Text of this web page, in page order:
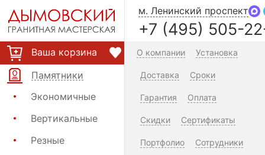
Ваша корзина
Памятники
Экономичные
Вертикальные
Резные
м. Ленинский проспект
+7 (495) 505-
О компании Установка
Доставка Сроки
Гарантия Оплата
Скидки Сертификаты
Портфолио Сотрудники